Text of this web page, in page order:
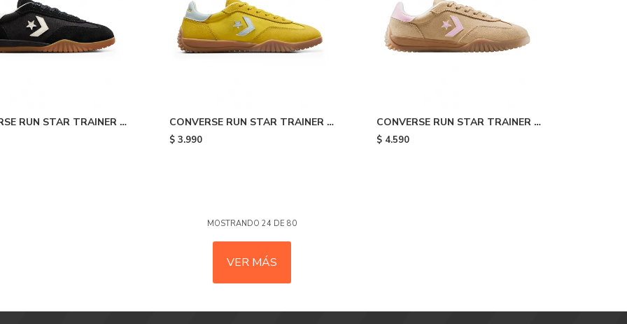
RUN STAR TRAINER -
CONVERSE RUN STAR TRAINER -
Yellow
$ 3.990
CONVERSE RUN STAR TRAINER -
Beige
$ 4.590
MOSTRANDO 24 DE 80
VER MÁS